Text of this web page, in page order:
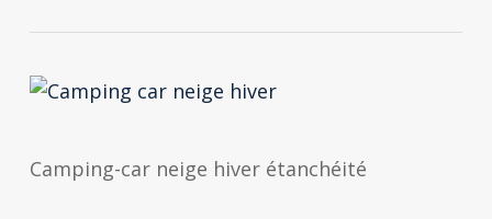
Camping-car neige hiver étanchéité